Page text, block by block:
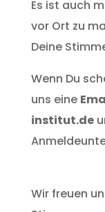
Es ist auch
vor Ort zu
Deine
Wenn Du
uns eine
institut.de
Wir freuen